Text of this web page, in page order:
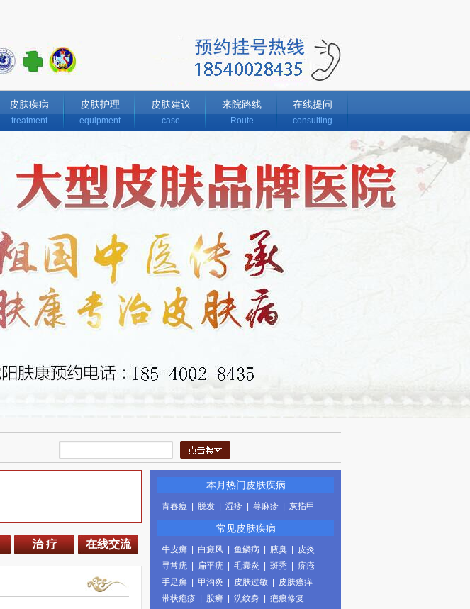
皮肤疾病
treatment
皮肤护理
equipment
皮肤建议
case
来院路线
Route
在线提问
consulting
治 疗 在线交流
本月热门皮肤疾病
青春痘 脱发 湿疹 荨麻疹 灰指甲
常见皮肤疾病
牛皮癣 白癜风 鱼鳞病 腋臭
皮炎
寻常疣
扁平疣 毛囊炎 斑秃
疥疮
手足癣
甲沟炎 皮肤过敏
皮肤瘙痒
带状疱疹
股癣 洗纹身
疤痕修复